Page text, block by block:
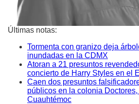
Últimas notas:
Tormenta con granizo deja
inundadas en la CDMX
Atoran a 21 presuntos
concierto de Harry Styles en el
Caen dos presuntos
públicos en la colonia
Cuauhtémoc